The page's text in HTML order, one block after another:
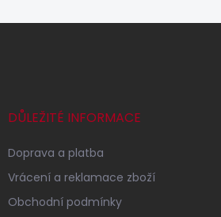
Z
DŮLEŽITÉ INFORMACE
Doprava a platba
Vrácení a reklamace zboží
Obchodní podmínky